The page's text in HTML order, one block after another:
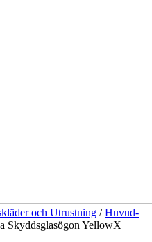
och Utrustning /Huvud-
Skyddsglasögon YellowX